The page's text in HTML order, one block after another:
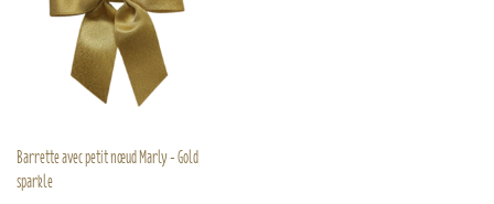
Barrette avec petit nœud Marly - Gold
sparkle